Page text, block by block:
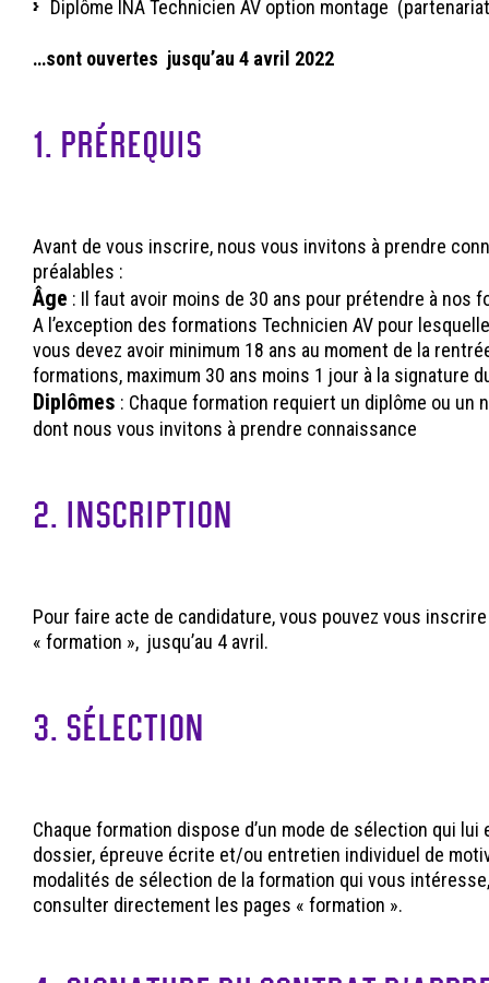
Diplôme INA Technicien AV option montage
…sont ouvertes jusqu’au 4 avril 2022
1. PRÉREQUIS
Avant de vous inscrire, nous vous invitons à prendre
préalables :
Âge : Il faut avoir moins de 30 ans pour prétendre à nos
A l’exception des formations Technicien AV pour
vous devez avoir minimum 18 ans au moment de la
formations, maximum 30 ans moins 1 jour à la signature
Diplômes : Chaque formation requiert un diplôme ou un
dont nous vous invitons à prendre connaissance
2. INSCRIPTION
Pour faire acte de candidature, vous pouvez vous
« formation », jusqu’au 4 avril.
3. SÉLECTION
Chaque formation dispose d’un mode de sélection qui
dossier, épreuve écrite et/ou entretien individuel de
modalités de sélection de la formation qui vous
consulter directement les pages « formation ».